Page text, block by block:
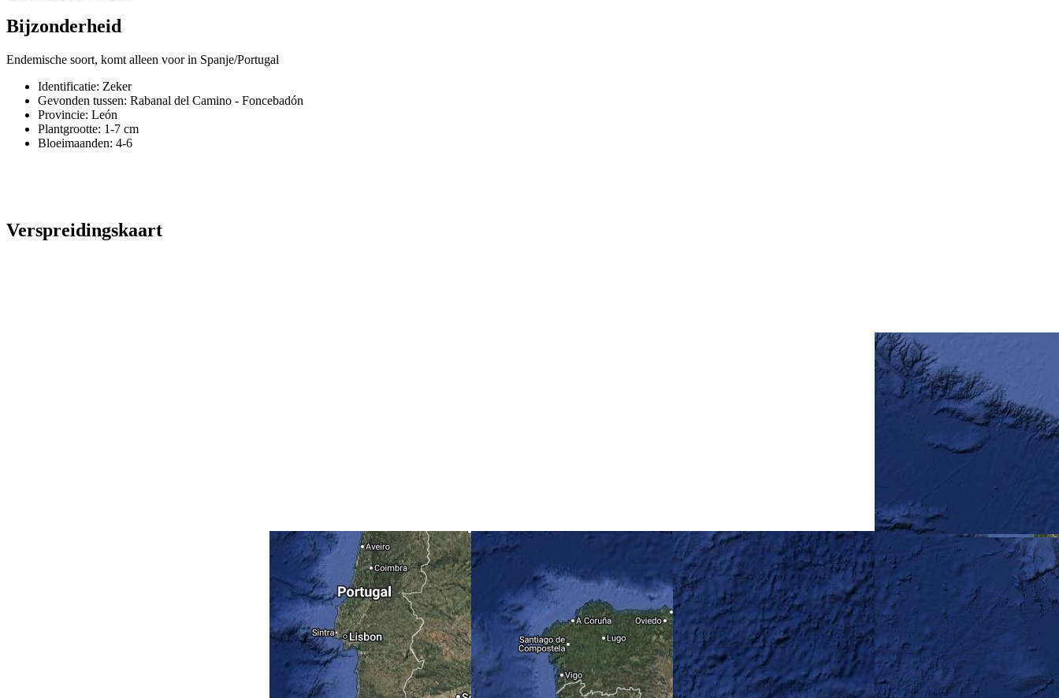
Bijzonderheid
Endemische soort, komt alleen voor in Spanje/Portugal
Identificatie: Zeker
Gevonden tussen: Rabanal del Camino - Foncebadón
Provincie: León
Plantgrootte: 1-7 cm
Bloeimaanden: 4-6
Verspreidingskaart